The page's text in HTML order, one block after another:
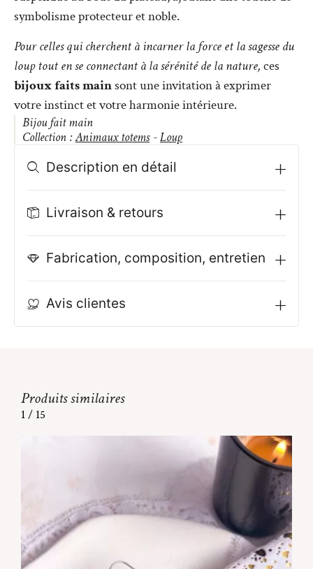
symbolisme protecteur et noble.
Pour celles qui cherchent à incarner la force et la sagesse du
loup tout en se connectant à la sérénité de la nature, ces
bijoux faits mainsont une invitation à exprimer
votre instinct et votre harmonie intérieure.
Bijou fait main
Collection :Animaux totems -Loup
Description en détail
Livraison & retours
Fabrication, composition, entretien
Avis clientes
Produits similaires
1/ 15